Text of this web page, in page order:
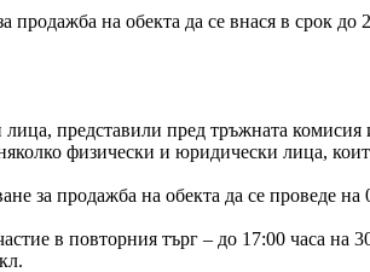
продажба на обекта да се внася в срок
представили пред тръжната
физически и юридически лица,
за продажба на обекта да се проведе
в повторния търг – до 17:00 часа на